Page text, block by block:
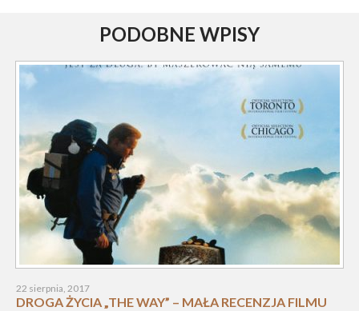
PODOBNE WPISY
22 sierpnia, 2017
DROGA ŻYCIA „THE WAY” – MAŁA RECENZJA FILMU